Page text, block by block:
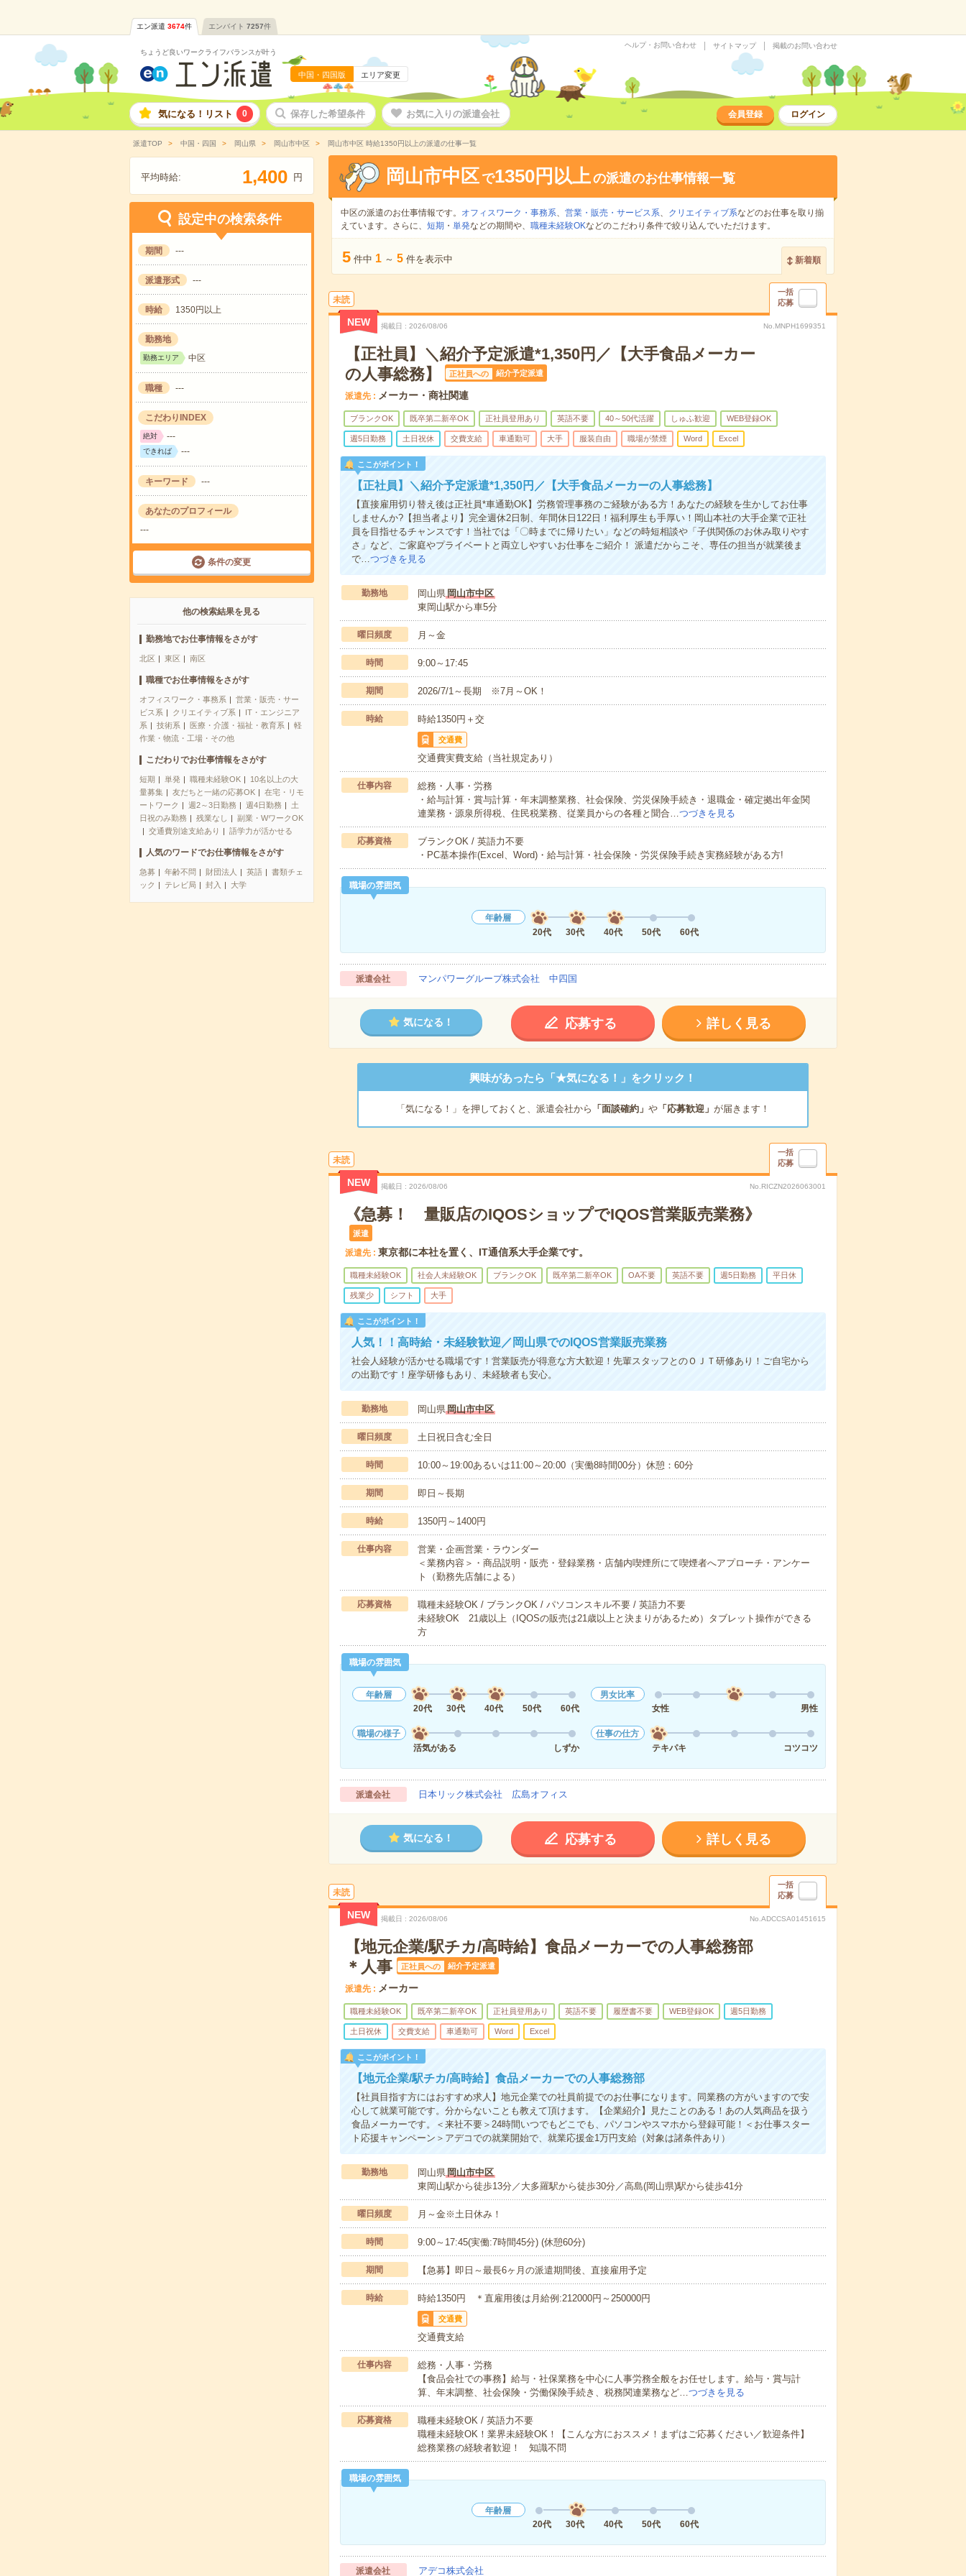
エン派遣 3674件 エンバイト 7257件
ちょうど良いワークライフバランスが叶う
中国・四国版 エリア変更
ヘルプ・お問い合わせ サイトマップ 掲載のお問い合わせ
気になる！リスト 0 保存した希望条件 お気に入りの派遣会社 会員登録 ログイン
派遣TOP 中国・四国 岡山県 岡山市中区 岡山市中区 時給1350円以上の派遣の仕事一覧
平均時給: 1,400 円
設定中の検索条件
期間 ---
派遣形式 ---
時給 1350円以上
勤務地
勤務エリア 中区
職種 ---
こだわりINDEX
絶対 ---
できれば ---
キーワード ---
あなたのプロフィール
---
条件の変更
他の検索結果を見る
勤務地でお仕事情報をさがす
北区 東区 南区
職種でお仕事情報をさがす
オフィスワーク・事務系
営業・販売・サー
ビス系
クリエイティブ系
IT・エンジニア
系
技術系 医療・介護・福祉・教育系
軽
作業・物流・工場・その他
こだわりでお仕事情報をさがす
短期 単発 職種未経験OK
10名以上の大
量募集
友だちと一緒の応募OK
在宅・リモ
ートワーク
週2～3日勤務 週4日勤務
土
日祝のみ勤務
残業なし
副業・WワークOK
交通費別途支給あり
語学力が活かせる
人気のワードでお仕事情報をさがす
急募 年齢不問 財団法人 英語
書類チェ
ック
テレビ局 封入 大学
岡山市中区 で1350円以上の派遣のお仕事情報一覧
中区の派遣のお仕事情報です。 オフィスワーク・事務系、 営業・販売・サービス系、 クリエイティブ系などのお仕事を取り揃
えています。さらに、 短期 ・ 単発などの期間や、 職種未経験OKなどのこだわり条件で絞り込んでいただけます。
5 件中 1 ～ 5 件を表示中 新着順
未読
一括
応募
NEW 掲載日 2026/08/06 No.MNPH1699351
【正社員】＼紹介予定派遣*1,350円／【大手食品メーカー
の人事総務】
正社員への 紹介予定派遣
派遣先 メーカー・商社関連
ブランクOK 既卒第二新卒OK 正社員登用あり 英語不要 40～50代活躍 しゅふ歓迎 WEB登録OK
週5日勤務 土日祝休 交費支給 車通勤可 大手 服装自由 職場が禁煙 Word Excel
ここがポイント！
【正社員】＼紹介予定派遣*1,350円／【大手食品メーカーの人事総務】
【直接雇用切り替え後は正社員*車通勤OK】労務管理事務のご経験がある方！あなたの経験を生かしてお仕事
しませんか?【担当者より】完全週休2日制、年間休日122日！福利厚生も手厚い！岡山本社の大手企業で正社
員を目指せるチャンスです！当社では「〇時までに帰りたい」などの時短相談や「子供関係のお休み取りやす
さ」など、ご家庭やプライベートと両立しやすいお仕事をご紹介！ 派遣だからこそ、専任の担当が就業後ま
で…つづきを見る
勤務地 岡山県岡山市中区
東岡山駅から車5分
曜日頻度 月～金
時間 9:00～17:45
期間 2026/7/1～長期 ※7月～OK！
時給 時給1350円＋交
交通費
交通費実費支給（当社規定あり）
仕事内容
総務・人事・労務
・給与計算・賞与計算・年末調整業務、社会保険、労災保険手続き・退職金・確定拠出年金関
連業務・源泉所得税、住民税業務、従業員からの各種と聞合…つづきを見る
応募資格
ブランクOK / 英語力不要
・PC基本操作(Excel、Word)・給与計算・社会保険・労災保険手続き実務経験がある方!
職場の雰囲気
年齢層
20代
30代 40代 50代 60代
派遣会社 マンパワーグループ株式会社 中四国
気になる！ 応募する 詳しく見る
興味があったら「★気になる！」をクリック！
「気になる！」を押しておくと、派遣会社から 「面談確約」 や「応募歓迎」 が届きます！
未読
一括
応募
NEW 掲載日 2026/08/06 No.RICZN2026063001
《急募！ 量販店のIQOSショップでIQOS営業販売業務》
派遣
派遣先 東京都に本社を置く、IT通信系大手企業です。
職種未経験OK 社会人未経験OK ブランクOK 既卒第二新卒OK OA不要 英語不要 週5日勤務 平日休
残業少 シフト 大手
ここがポイント！
人気！！高時給・未経験歓迎／岡山県でのIQOS営業販売業務
社会人経験が活かせる職場です！営業販売が得意な方大歓迎！先輩スタッフとのＯＪＴ研修あり！ご自宅から
の出勤です！座学研修もあり、未経験者も安心。
勤務地 岡山県岡山市中区
曜日頻度 土日祝日含む全日
時間 10:00～19:00あるいは11:00～20:00（実働8時間00分）休憩：60分
期間 即日～長期
時給 1350円～1400円
仕事内容
営業・企画営業・ラウンダー
＜業務内容＞・商品説明・販売・登録業務・店舗内喫煙所にて喫煙者へアプローチ・アンケー
ト（勤務先店舗による）
応募資格
職種未経験OK / ブランクOK / パソコンスキル不要 / 英語力不要
未経験OK 21歳以上（IQOSの販売は21歳以上と決まりがあるため）タブレット操作ができる
方
職場の雰囲気
年齢層
20代
30代 40代 50代 60代
男女比率
女性
男性
職場の様子
活気がある
しずか
仕事の仕方
テキパキ
コツコツ
派遣会社 日本リック株式会社 広島オフィス
気になる！ 応募する 詳しく見る
未読
一括
応募
NEW 掲載日 2026/08/06 No.ADCCSA01451615
【地元企業/駅チカ/高時給】食品メーカーでの人事総務部
＊人事
正社員への 紹介予定派遣
派遣先 メーカー
職種未経験OK 既卒第二新卒OK 正社員登用あり 英語不要 履歴書不要 WEB登録OK 週5日勤務
土日祝休 交費支給 車通勤可 Word Excel
ここがポイント！
【地元企業/駅チカ/高時給】食品メーカーでの人事総務部
【社員目指す方にはおすすめ求人】地元企業での社員前提でのお仕事になります。同業務の方がいますので安
心して就業可能です。分からないことも教えて頂けます。【企業紹介】見たことのある！あの人気商品を扱う
食品メーカーです。＜来社不要＞24時間いつでもどこでも、パソコンやスマホから登録可能！＜お仕事スター
ト応援キャンペーン＞アデコでの就業開始で、就業応援金1万円支給（対象は諸条件あり）
勤務地 岡山県 岡山市中区
東岡山駅から徒歩13分／大多羅駅から徒歩30分／高島(岡山県)駅から徒歩41分
曜日頻度 月～金※土日休み！
時間 9:00～17:45(実働:7時間45分) (休憩60分)
期間 【急募】即日～最長6ヶ月の派遣期間後、直接雇用予定
時給 時給1350円 ＊直雇用後は月給例:212000円～250000円
交通費
交通費支給
仕事内容
総務・人事・労務
【食品会社での事務】給与・社保業務を中心に人事労務全般をお任せします。給与・賞与計
算、年末調整、社会保険・労働保険手続き、税務関連業務など… つづきを見る
応募資格
職種未経験OK / 英語力不要
職種未経験OK！業界未経験OK！【こんな方におススメ！まずはご応募ください／歓迎条件】
総務業務の経験者歓迎！ 知識不問
職場の雰囲気
年齢層
20代
30代 40代 50代 60代
派遣会社 アデコ株式会社